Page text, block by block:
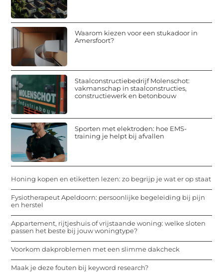
Waarom kiezen voor een stukadoor in
Amersfoort?
Staalconstructiebedrijf Molenschot:
vakmanschap in staalconstructies,
constructiewerk en betonbouw
Sporten met elektroden: hoe EMS-
training je helpt bij afvallen
Honing kopen en etiketten lezen: zo begrijp je wat er op staat
Fysiotherapeut Apeldoorn: persoonlijke begeleiding bij pijn
en herstel
Appartement, rijtjeshuis of vrijstaande woning: welke sloten
passen het beste bij jouw woningtype?
Voorkom dakproblemen met een slimme dakcheck
Maak je deze fouten bij keyword research?